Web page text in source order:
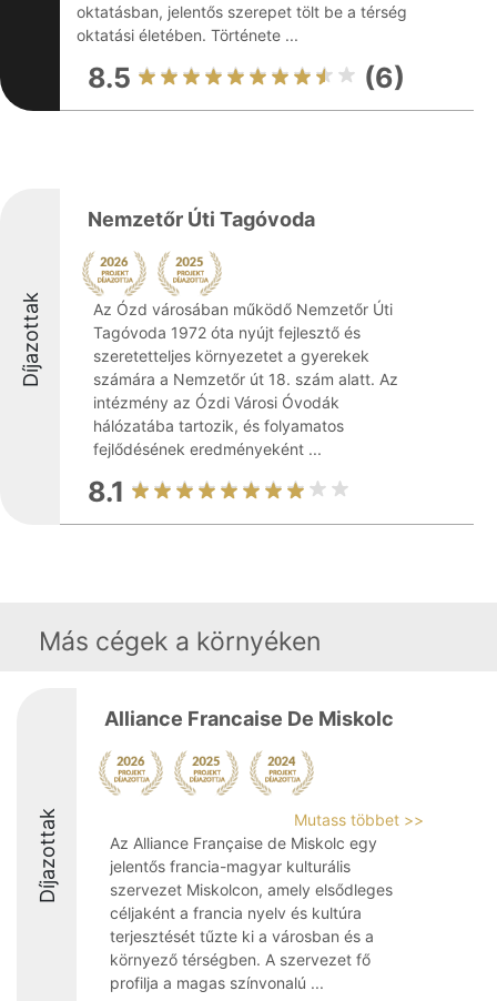
oktatásban, jelentős szerepet tölt be a térség
oktatási életében. Története ...
8.5 (6)
Díjazottak
Nemzetőr Úti Tagóvoda
Az Ózd városában működő Nemzetőr Úti
Tagóvoda 1972 óta nyújt fejlesztő és
szeretetteljes környezetet a gyerekek
számára a Nemzetőr út 18. szám alatt. Az
intézmény az Ózdi Városi Óvodák
hálózatába tartozik, és folyamatos
fejlődésének eredményeként ...
8.1
Más cégek a környéken
Díjazottak
Alliance Francaise De Miskolc
Mutass többet >>
Az Alliance Française de Miskolc egy
jelentős francia-magyar kulturális
szervezet Miskolcon, amely elsődleges
céljaként a francia nyelv és kultúra
terjesztését tűzte ki a városban és a
környező térségben. A szervezet fő
profilja a magas színvonalú ...